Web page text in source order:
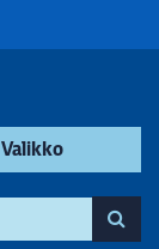
Valikko